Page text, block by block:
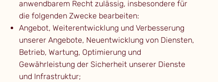
anwendbarem Recht zulässig, insbesondere für
die folgenden Zwecke bearbeiten:
Angebot, Weiterentwicklung und Verbesserung
unserer Angebote, Neuentwicklung von Diensten,
Betrieb, Wartung, Optimierung und
Gewährleistung der Sicherheit unserer Dienste
und Infrastruktur;